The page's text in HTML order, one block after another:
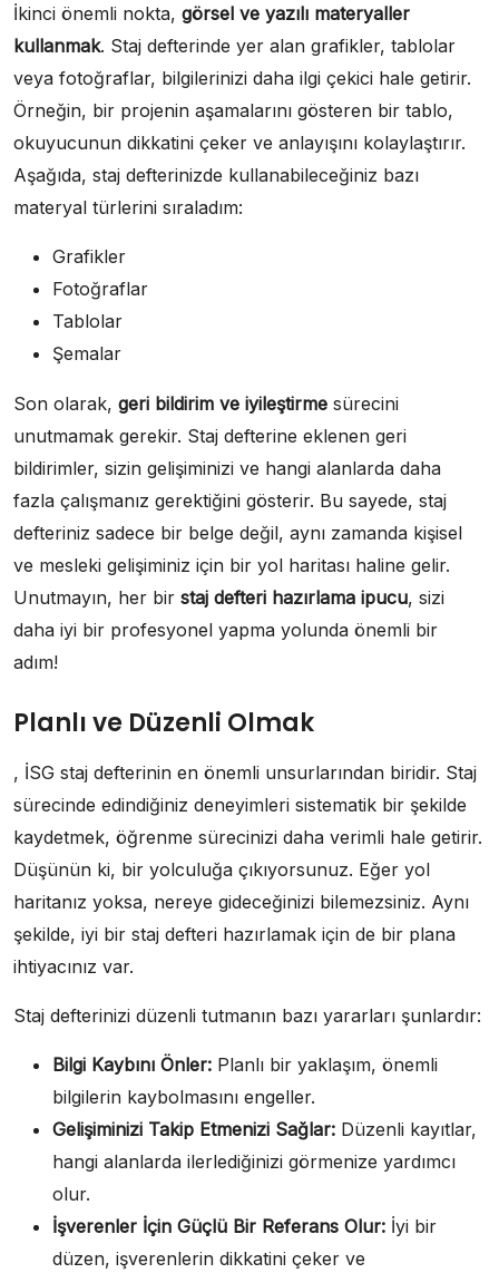
İkinci önemli nokta, görsel ve yazılı materyaller
kullanmak. Staj defterinde yer alan grafikler, tablolar
veya fotoğraflar, bilgilerinizi daha ilgi çekici hale getirir.
Örneğin, bir projenin aşamalarını gösteren bir tablo,
okuyucunun dikkatini çeker ve anlayışını kolaylaştırır.
Aşağıda, staj defterinizde kullanabileceğiniz bazı
materyal türlerini sıraladım:
Grafikler
Fotoğraflar
Tablolar
Şemalar
Son olarak, geri bildirim ve iyileştirme sürecini
unutmamak gerekir. Staj defterine eklenen geri
bildirimler, sizin gelişiminizi ve hangi alanlarda daha
fazla çalışmanız gerektiğini gösterir. Bu sayede, staj
defteriniz sadece bir belge değil, aynı zamanda kişisel
ve mesleki gelişiminiz için bir yol haritası haline gelir.
Unutmayın, her bir staj defteri hazırlama ipucu, sizi
daha iyi bir profesyonel yapma yolunda önemli bir
adım!
Planlı ve Düzenli Olmak
, İSG staj defterinin en önemli unsurlarından biridir. Staj
sürecinde edindiğiniz deneyimleri sistematik bir şekilde
kaydetmek, öğrenme sürecinizi daha verimli hale getirir.
Düşünün ki, bir yolculuğa çıkıyorsunuz. Eğer yol
haritanız yoksa, nereye gideceğinizi bilemezsiniz. Aynı
şekilde, iyi bir staj defteri hazırlamak için de bir plana
ihtiyacınız var.
Staj defterinizi düzenli tutmanın bazı yararları şunlardır:
Bilgi Kaybını Önler: Planlı bir yaklaşım, önemli
bilgilerin kaybolmasını engeller.
Gelişiminizi Takip Etmenizi Sağlar: Düzenli kayıtlar,
hangi alanlarda ilerlediğinizi görmenize yardımcı
olur.
İşverenler İçin Güçlü Bir Referans Olur: İyi bir
düzen, işverenlerin dikkatini çeker ve